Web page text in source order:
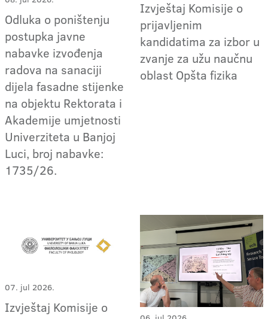
Odluka o poništenju
postupka javne
nabavke izvođenja
radova na sanaciji
dijela fasadne stijenke
na objektu Rektorata i
Akademije umjetnosti
Univerziteta u Banjoj
Luci, broj nabavke:
1735/26.
Izvještaj Komisije o
prijavljenim
kandidatima za izbor u
zvanje za užu naučnu
oblast Opšta fizika
07. jul 2026.
Izvještaj Komisije o